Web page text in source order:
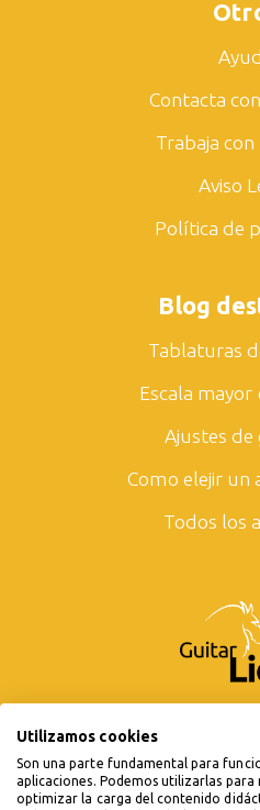
Contacta
Trabaja
Aviso
Política de
Blog
Tablaturas
Escala
Ajustes de
Como elejir un
Todos los
Utilizamos cookies
Son una parte fundamental para
aplicaciones. Podemos utilizarlas
optimizar la carga del contenido